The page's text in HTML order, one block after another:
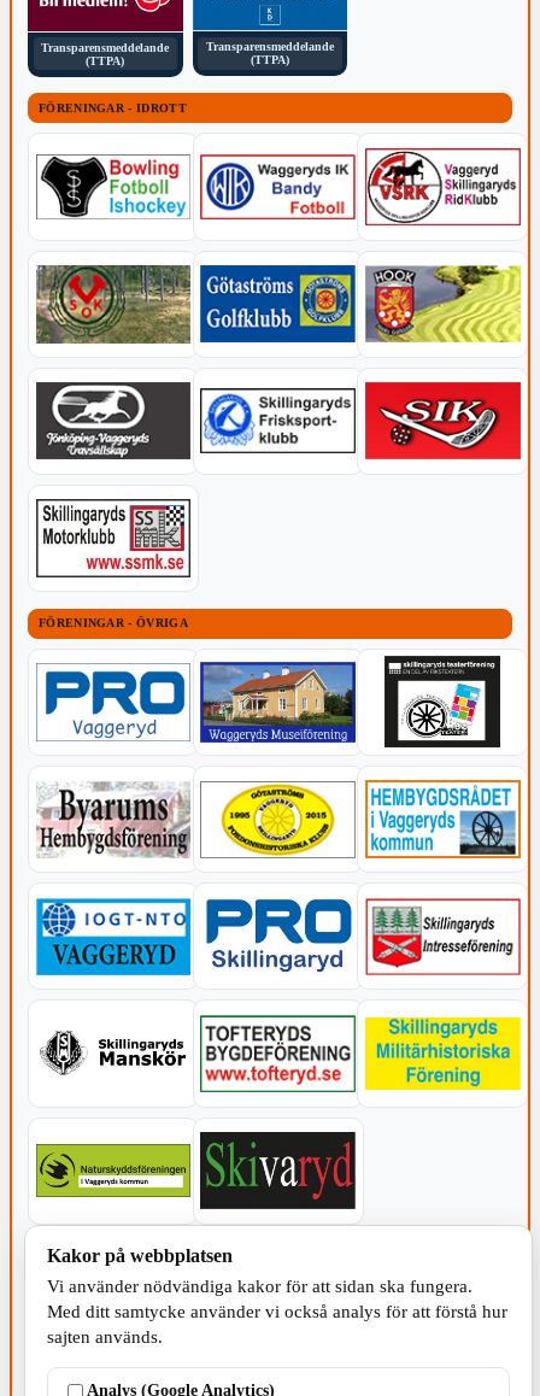
Transparensmeddelande
(TTPA)
Transparensmeddelande
(TTPA)
FÖRENINGAR - IDROTT
FÖRENINGAR - ÖVRIGA
KOMMUNEN
Kakor på webbplatsen
Vi använder nödvändiga kakor för att sidan ska fungera.
Med ditt samtycke använder vi också analys för att förstå hur
sajten används.
Analys (Google Analytics)